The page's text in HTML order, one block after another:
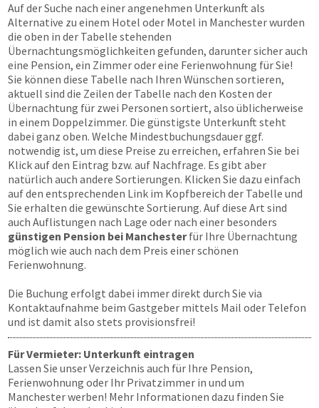
Auf der Suche nach einer angenehmen Unterkunft als
Alternative zu einem Hotel oder Motel in Manchester wurden
die oben in der Tabelle stehenden
Übernachtungsmöglichkeiten gefunden, darunter sicher auch
eine Pension, ein Zimmer oder eine Ferienwohnung für Sie!
Sie können diese Tabelle nach Ihren Wünschen sortieren,
aktuell sind die Zeilen der Tabelle nach den Kosten der
Übernachtung für zwei Personen sortiert, also üblicherweise
in einem Doppelzimmer. Die günstigste Unterkunft steht
dabei ganz oben. Welche Mindestbuchungsdauer ggf.
notwendig ist, um diese Preise zu erreichen, erfahren Sie bei
Klick auf den Eintrag bzw. auf Nachfrage. Es gibt aber
natürlich auch andere Sortierungen. Klicken Sie dazu einfach
auf den entsprechenden Link im Kopfbereich der Tabelle und
Sie erhalten die gewünschte Sortierung. Auf diese Art sind
auch Auflistungen nach Lage oder nach einer besonders
günstigen Pension bei Manchesterfür Ihre Übernachtung
möglich wie auch nach dem Preis einer schönen
Ferienwohnung.
Die Buchung erfolgt dabei immer direkt durch Sie via
Kontaktaufnahme beim Gastgeber mittels Mail oder Telefon
und ist damit also stets provisionsfrei!
Für Vermieter: Unterkunft eintragen
Lassen Sie unser Verzeichnis auch für Ihre Pension,
Ferienwohnung oder Ihr Privatzimmer in und um
Manchester werben! Mehr Informationen dazu finden Sie